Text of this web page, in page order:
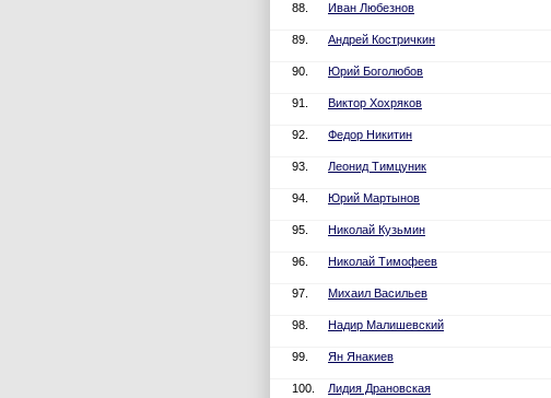
88. Иван Любезнов
89. Андрей Костричкин
90. Юрий Боголюбов
91. Виктор Хохряков
92. Федор Никитин
93. Леонид Тимцуник
94. Юрий Мартынов
95. Николай Кузьмин
96. Николай Тимофеев
97. Михаил Васильев
98. Надир Малишевский
99. Ян Янакиев
100. Лидия Драновская